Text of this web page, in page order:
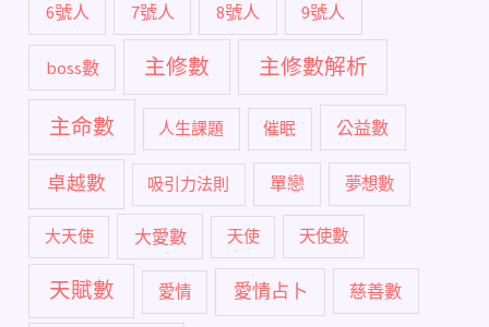
6號人 7號人 8號人 9號人
boss數 主修數 主修數解析
主命數 人生課題 催眠 公益數
卓越數 吸引力法則 單戀 夢想數
大天使 大愛數 天使 天使數
天賦數 愛情 愛情占卜 慈善數